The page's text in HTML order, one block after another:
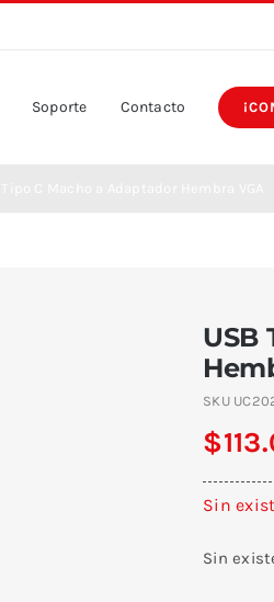
Soporte Contacto
USB
SKU
$
Sin
Sin